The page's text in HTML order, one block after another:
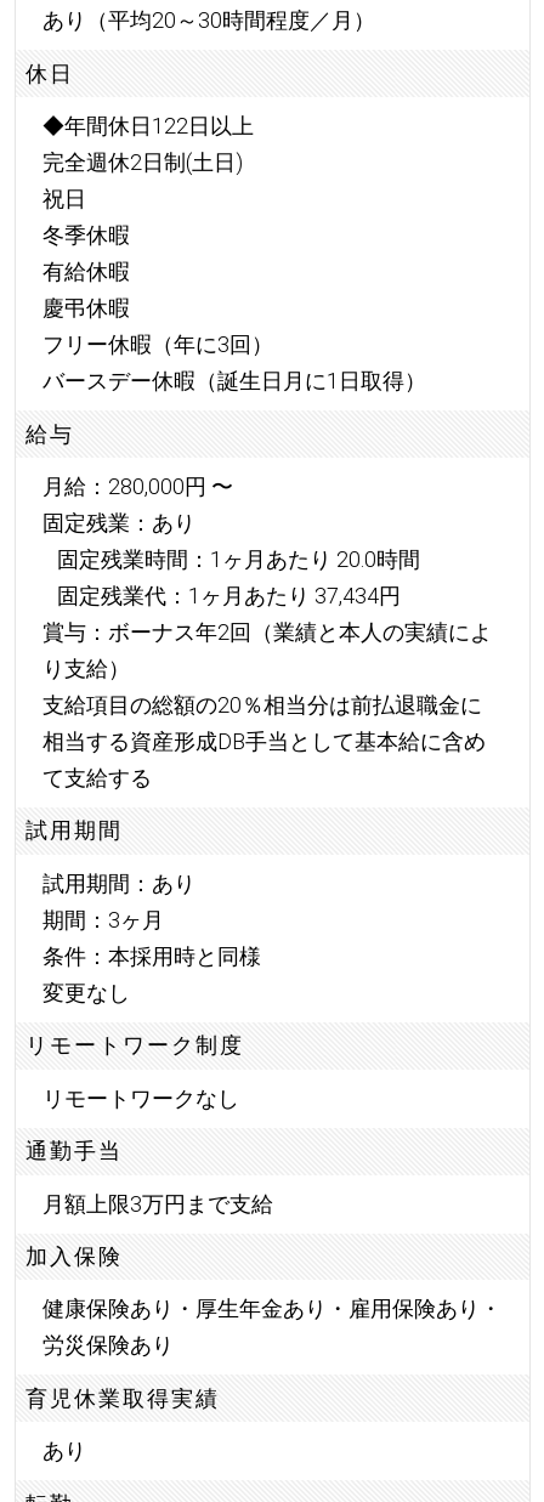
あり（平均20～30時間程度／月）
休日
◆年間休日122日以上
完全週休2日制(土日)
祝日
冬季休暇
有給休暇
慶弔休暇
フリー休暇（年に3回）
バースデー休暇（誕生日月に1日取得）
給与
月給：280,000円 〜
固定残業：あり
固定残業時間：1ヶ月あたり 20.0時間
固定残業代：1ヶ月あたり 37,434円
賞与：ボーナス年2回（業績と本人の実績によ
り支給）
支給項目の総額の20％相当分は前払退職金に
相当する資産形成DB手当として基本給に含め
て支給する
試用期間
試用期間：あり
期間：3ヶ月
条件：本採用時と同様
変更なし
リモートワーク制度
リモートワークなし
通勤手当
月額上限3万円まで支給
加入保険
健康保険あり・厚生年金あり・雇用保険あり・
労災保険あり
育児休業取得実績
あり